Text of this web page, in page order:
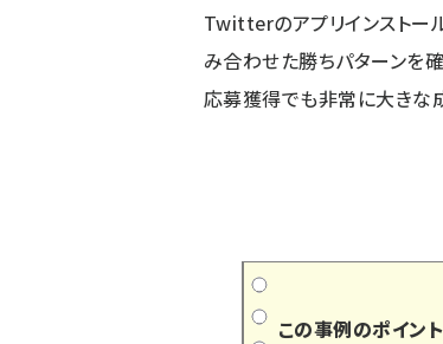
Twitterのアプリインストー
み合わせた勝ちパターンを
応募獲得でも非常に大きな
この事例のポイント